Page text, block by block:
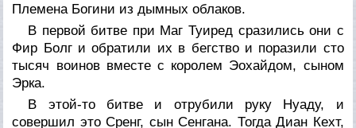
Племена Богини из дымных облаков.
В первой битве при Маг Туиред сразились они с
Фир Болг и обратили их в бегство и поразили сто
тысяч воинов вместе с королем Эохайдом, сыном
Эрка.
В этой-то битве и отрубили руку Hуаду, и
совершил это Сренг, сын Сенгана. Тогда Диан Кехт,